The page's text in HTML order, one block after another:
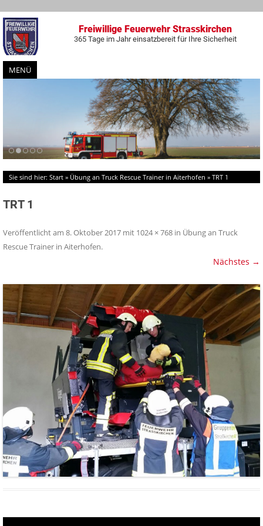
Freiwillige Feuerwehr Strasskirchen
365 Tage im Jahr einsatzbereit für Ihre Sicherheit
MENÜ
Zum
Inhalt
springen
Sie sind hier: Start » Übung an Truck Rescue Trainer in Aiterhofen » TRT 1
TRT 1
Veröffentlicht am 8. Oktober 2017 mit 1024 × 768 in Übung an Truck
Rescue Trainer in Aiterhofen.
Nächstes →